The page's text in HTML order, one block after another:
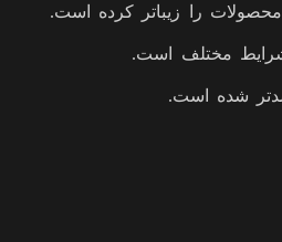
را زیباتر کرده است.
شرایط مختلف است.
شده است.